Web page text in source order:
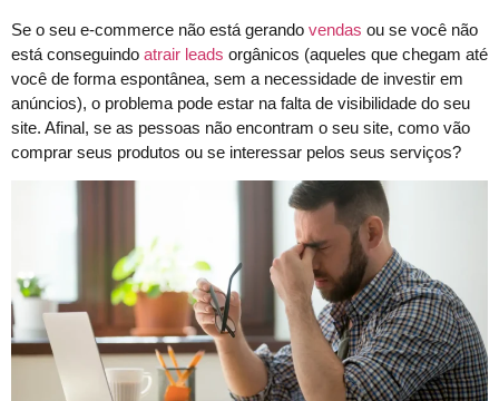
Se o seu e-commerce não está gerando vendas ou se você não
está conseguindo atrair leads orgânicos (aqueles que chegam até
você de forma espontânea, sem a necessidade de investir em
anúncios), o problema pode estar na falta de visibilidade do seu
site. Afinal, se as pessoas não encontram o seu site, como vão
comprar seus produtos ou se interessar pelos seus serviços?